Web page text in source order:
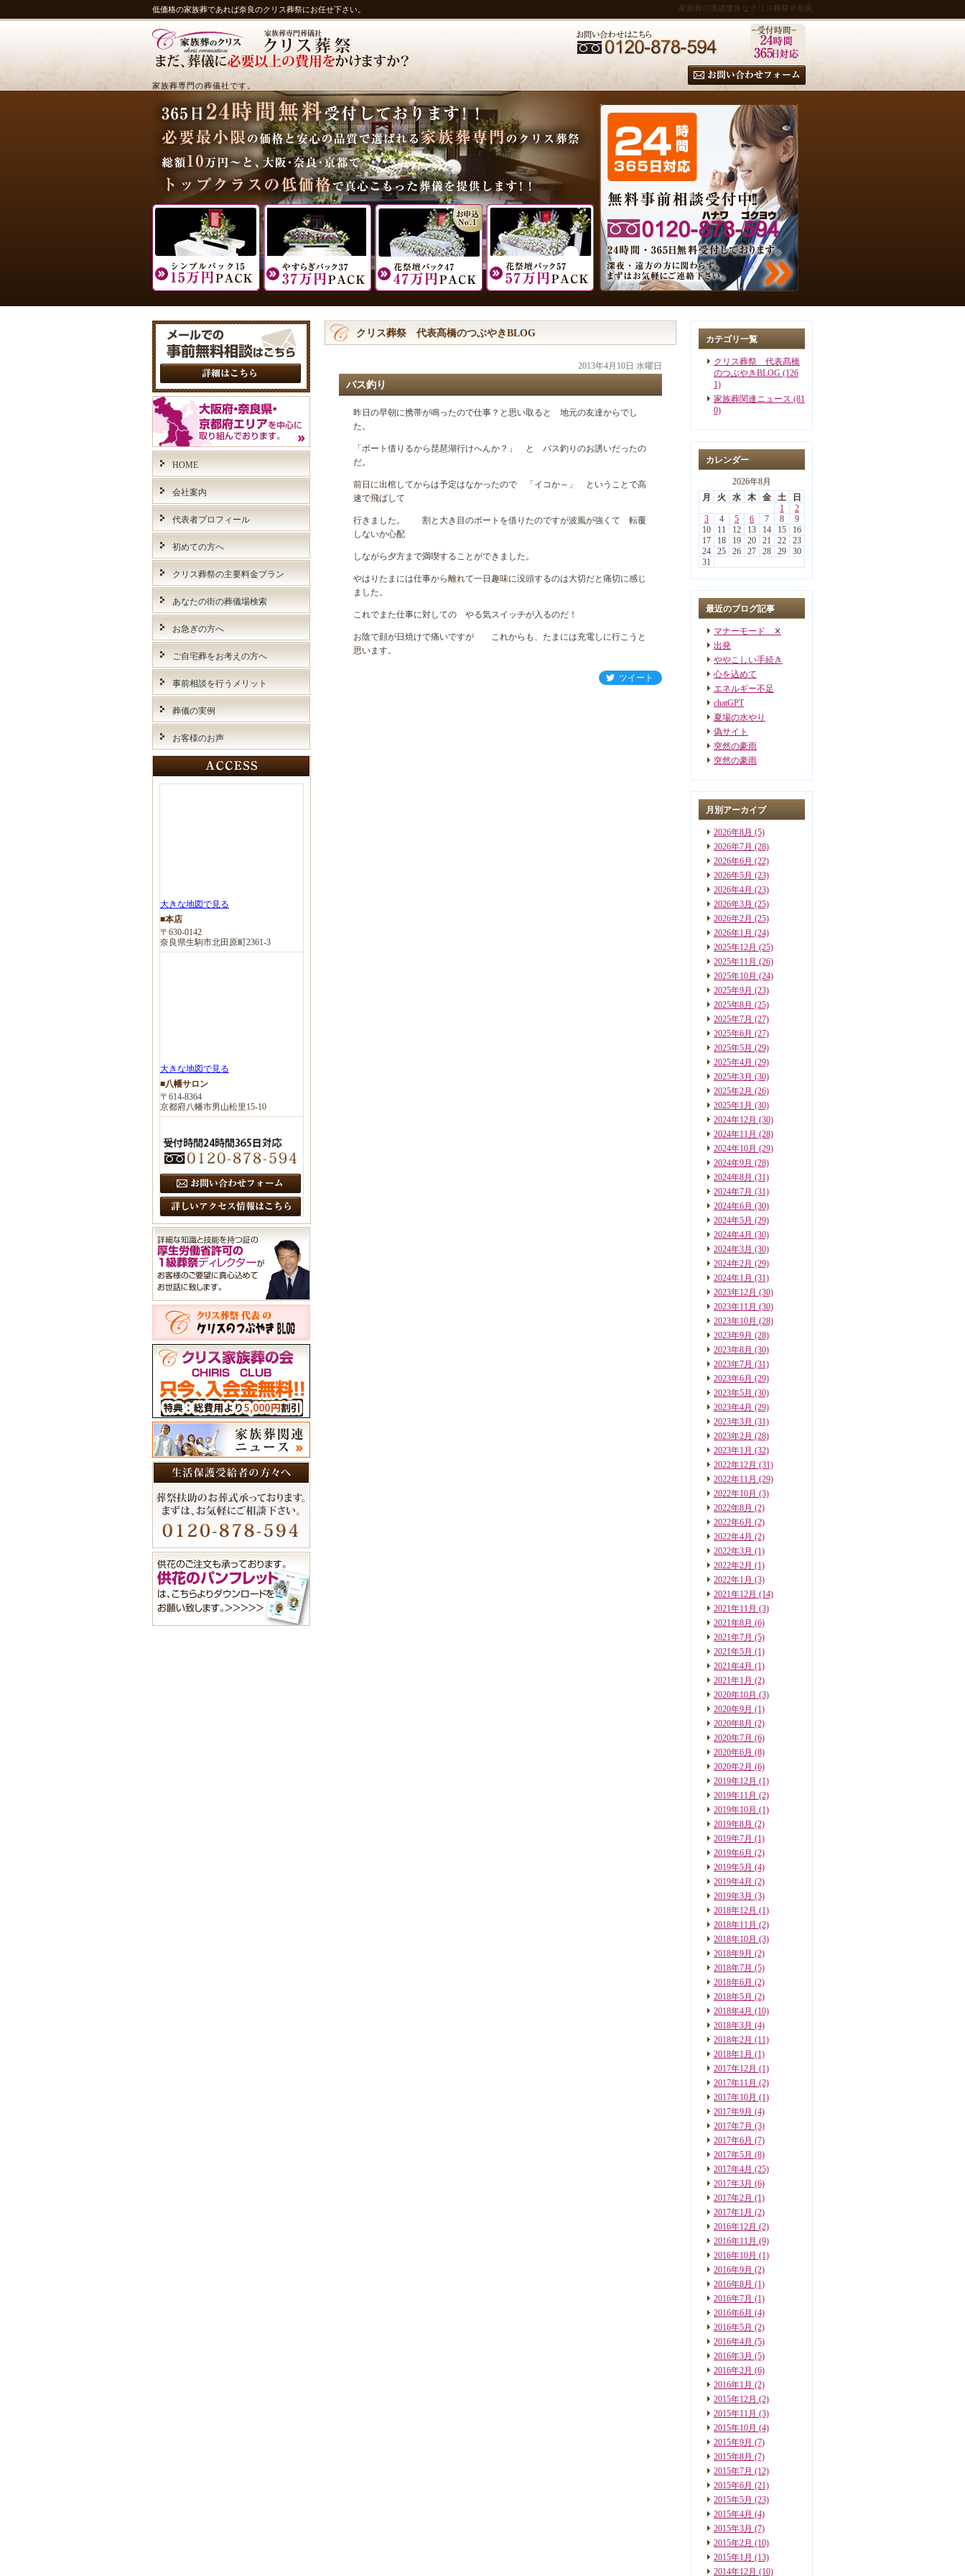
低価格の家族葬であれば奈良のクリス葬祭にお任せ下さい。 家族葬の実績豊富なクリス葬祭＠奈良
家族葬専門の葬儀社です。
クリス葬祭 代表髙橋のつぶやきBLOG
2013年4月10日 水曜日
バス釣り
昨日の早朝に携帯が鳴ったので仕事？と思い取ると 地元の友達からでし
た。
「ボート借りるから琵琶湖行けへんか？」 と バス釣りのお誘いだったの
だ。
前日に出棺してからは予定はなかったので 「イコか～」 ということで高
速で飛ばして
行きました。 割と大き目のボートを借りたのですが波風が強くて 転覆
しないか心配
しながら夕方まで満喫することができました。
やはりたまには仕事から離れて一日趣味に没頭するのは大切だと痛切に感じ
ました。
これでまた仕事に対しての やる気スイッチが入るのだ！
お陰で顔が日焼けで痛いですが これからも、たまには充電しに行こうと
思います。
ツイート
カテゴリ一覧
クリス葬祭 代表髙橋
のつぶやきBLOG (126
1)
家族葬関連ニュース (81
0)
カレンダー
2026年8月
月
火 水 木 金 土
日
1
2
3
4 5 6 7 8
9
10
11 12 13 14 15
16
17
18 19 20 21 22
23
24
25 26 27 28 29
30
31
最近のブログ記事
マナーモード ✕
出発
ややこしい手続き
心を込めて
エネルギー不足
chatGPT
夏場の水やり
偽サイト
突然の豪雨
突然の豪雨
月別アーカイブ
2026年8月 (5)
2026年7月 (28)
2026年6月 (22)
2026年5月 (23)
2026年4月 (23)
2026年3月 (25)
2026年2月 (25)
2026年1月 (24)
2025年12月 (25)
2025年11月 (26)
2025年10月 (24)
2025年9月 (23)
2025年8月 (25)
2025年7月 (27)
2025年6月 (27)
2025年5月 (29)
2025年4月 (29)
2025年3月 (30)
2025年2月 (26)
2025年1月 (30)
2024年12月 (30)
2024年11月 (28)
2024年10月 (29)
2024年9月 (28)
2024年8月 (31)
2024年7月 (31)
2024年6月 (30)
2024年5月 (29)
2024年4月 (30)
2024年3月 (30)
2024年2月 (29)
2024年1月 (31)
2023年12月 (30)
2023年11月 (30)
2023年10月 (28)
2023年9月 (28)
2023年8月 (30)
2023年7月 (31)
2023年6月 (29)
2023年5月 (30)
2023年4月 (29)
2023年3月 (31)
2023年2月 (28)
2023年1月 (32)
2022年12月 (31)
2022年11月 (29)
2022年10月 (3)
2022年8月 (2)
2022年6月 (2)
2022年4月 (2)
2022年3月 (1)
2022年2月 (1)
2022年1月 (3)
2021年12月 (14)
2021年11月 (3)
2021年8月 (6)
2021年7月 (5)
2021年5月 (1)
2021年4月 (1)
2021年1月 (2)
2020年10月 (3)
2020年9月 (1)
2020年8月 (2)
2020年7月 (6)
2020年6月 (8)
2020年2月 (6)
2019年12月 (1)
2019年11月 (2)
2019年10月 (1)
2019年8月 (2)
2019年7月 (1)
2019年6月 (2)
2019年5月 (4)
2019年4月 (2)
2019年3月 (3)
2018年12月 (1)
2018年11月 (2)
2018年10月 (3)
2018年9月 (2)
2018年7月 (5)
2018年6月 (2)
2018年5月 (2)
2018年4月 (10)
2018年3月 (4)
2018年2月 (11)
2018年1月 (1)
2017年12月 (1)
2017年11月 (2)
2017年10月 (1)
2017年9月 (4)
2017年7月 (3)
2017年6月 (7)
2017年5月 (8)
2017年4月 (25)
2017年3月 (6)
2017年2月 (1)
2017年1月 (2)
2016年12月 (2)
2016年11月 (9)
2016年10月 (1)
2016年9月 (2)
2016年8月 (1)
2016年7月 (1)
2016年6月 (4)
2016年5月 (2)
2016年4月 (5)
2016年3月 (5)
2016年2月 (6)
2016年1月 (2)
2015年12月 (2)
2015年11月 (3)
2015年10月 (4)
2015年9月 (7)
2015年8月 (7)
2015年7月 (12)
2015年6月 (21)
2015年5月 (23)
2015年4月 (4)
2015年3月 (7)
2015年2月 (10)
2015年1月 (13)
2014年12月 (10)
HOME
会社案内
代表者プロフィール
初めての方へ
クリス葬祭の主要料金プラン
あなたの街の葬儀場検索
お急ぎの方へ
ご自宅葬をお考えの方へ
事前相談を行うメリット
葬儀の実例
お客様のお声
大きな地図で見る
■本店
〒630-0142
奈良県生駒市北田原町2361-3
大きな地図で見る
■八幡サロン
〒614-8364
京都府八幡市男山松里15-10